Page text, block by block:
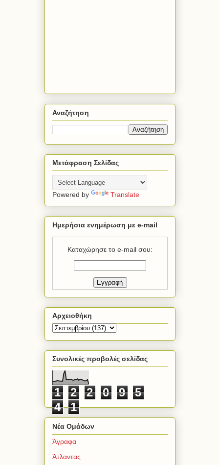
Αναζήτηση
Μετάφραση Σελίδας
Powered by Translate
Ημερήσια ενημέρωση με e-mail
Καταχώρησε το e-mail σου:
Αρχειοθήκη
Συνολικές προβολές σελίδας
1 2 2 0 9
5
4
1
Νέα Ομάδων
Άγραφα
Άτλαντας